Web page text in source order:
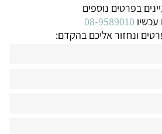
בפרטים נוספים
עכשיו 08-9589010
ונחזור אליכם בהקדם: